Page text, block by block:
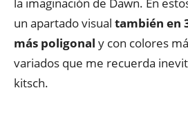
la imaginación de Dawn. En
un apartado visual también en
más poligonal y con colores
variados que me recuerda
kitsch.